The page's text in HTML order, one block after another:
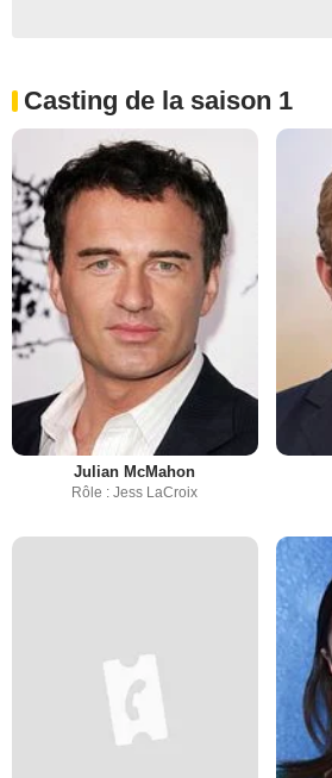
Casting de la saison 1
Julian McMahon
Rôle : Jess LaCroix